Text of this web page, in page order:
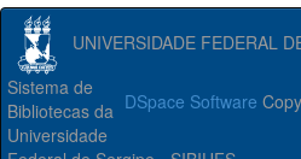
UNIVERSIDADE FEDERAL
DSpace Software
Sistema de
Bibliotecas da
Universidade